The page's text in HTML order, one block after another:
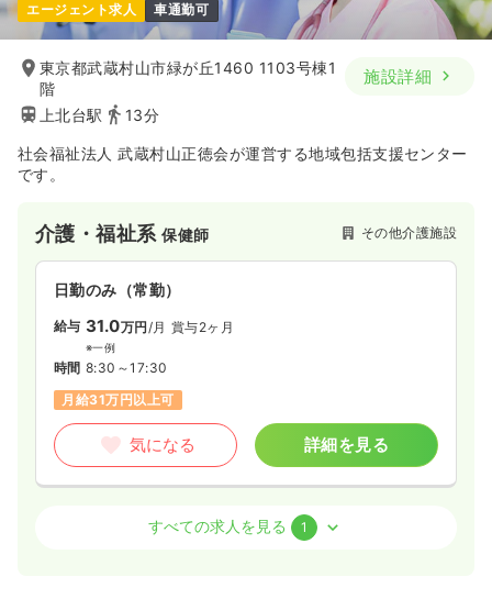
エージェント求人 車通勤可
東京都武蔵村山市緑が丘1460 1103号棟1
階
上北台駅
13分
施設詳細
社会福祉法人 武蔵村山正徳会が運営する地域包括支援センター
です。
介護・福祉系保健師 その他介護施設
日勤のみ（常勤）
給与 31.0万円 /月 賞与2ヶ月
※一例
時間 8:30～17:30
月給31万円以上可
気になる 詳細を見る
介護・福祉系正看護師
すべての求人を見る 1